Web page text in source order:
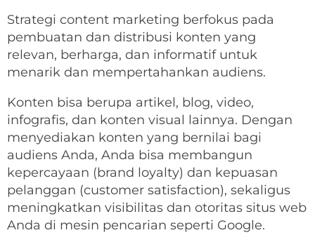
Strategi content marketing berfokus pada
pembuatan dan distribusi konten yang
relevan, berharga, dan informatif untuk
menarik dan mempertahankan audiens.
Konten bisa berupa artikel, blog, video,
infografis, dan konten visual lainnya. Dengan
menyediakan konten yang bernilai bagi
audiens Anda, Anda bisa membangun
kepercayaan (brand loyalty) dan kepuasan
pelanggan (customer satisfaction), sekaligus
meningkatkan visibilitas dan otoritas situs web
Anda di mesin pencarian seperti Google.